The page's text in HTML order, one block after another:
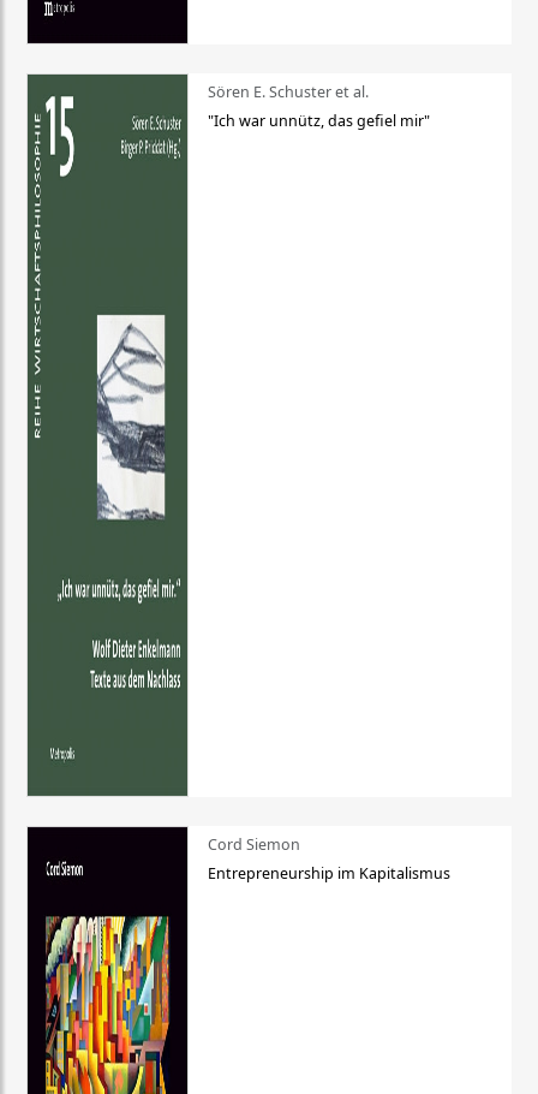
Sören E. Schuster et al.
"Ich war unnütz, das gefiel mir"
Cord Siemon
Entrepreneurship im Kapitalismus